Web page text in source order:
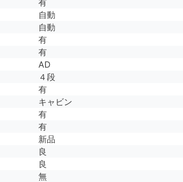
有
自動
自動
有
有
AD
４段
有
キャビン
有
有
新品
良
良
無